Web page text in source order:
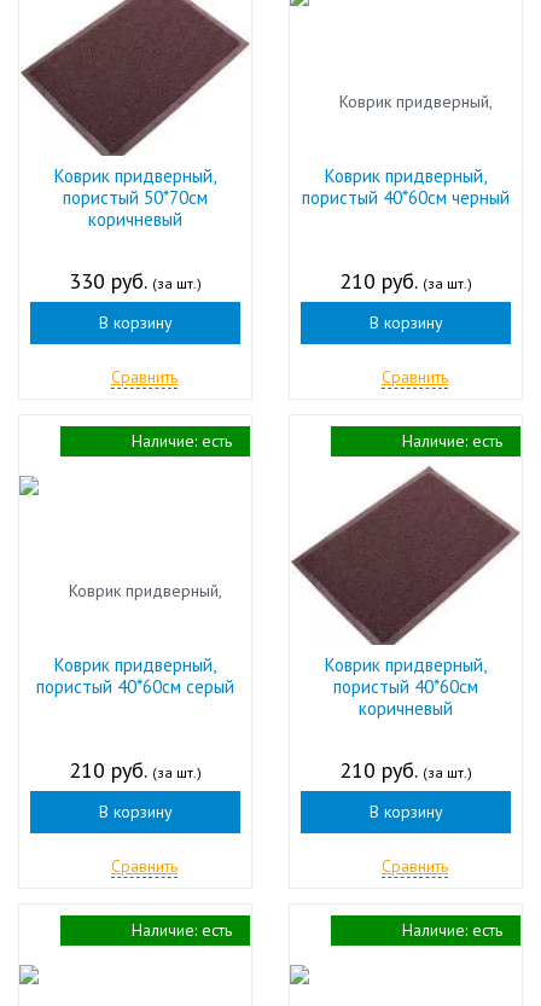
Коврик придверный,
пористый 50*70см
коричневый
330 руб. (за шт.)
В корзину
Сравнить
Коврик придверный,
пористый 40*60см черный
210 руб. (за шт.)
В корзину
Сравнить
Коврик придверный,
пористый 40*60см серый
210 руб. (за шт.)
В корзину
Сравнить
Наличие: есть
Коврик придверный,
пористый 40*60см
коричневый
210 руб. (за шт.)
В корзину
Сравнить
Наличие: есть
Наличие: есть Наличие: есть